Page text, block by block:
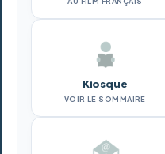
Kiosque
VOIR LE SOMMAIRE